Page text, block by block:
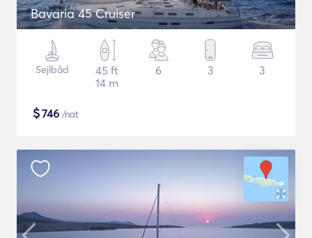
Bavaria 45 Cruiser
Sejlbåd
45 ft
14 m
6 3 3
$746 /nat